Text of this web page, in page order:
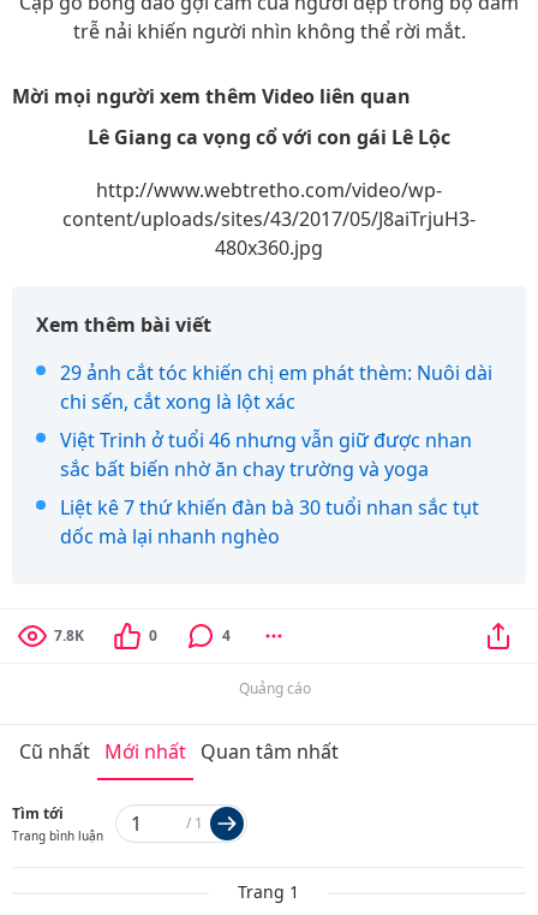
trễ nải khiến người nhìn không thể rời mắt.
Mời mọi người xem thêm Video liên quan
Lê Giang ca vọng cổ với con gái Lê Lộc
http://www.webtretho.com/video/wp-
content/uploads/sites/43/2017/05/J8aiTrjuH3-
480x360.jpg
Xem thêm bài viết
29 ảnh cắt tóc khiến chị em phát thèm: Nuôi dài
chi sến, cắt xong là lột xác
Việt Trinh ở tuổi 46 nhưng vẫn giữ được nhan
sắc bất biến nhờ ăn chay trường và yoga
Liệt kê 7 thứ khiến đàn bà 30 tuổi nhan sắc tụt
dốc mà lại nhanh nghèo
7.8K 0 4
Quảng cáo
Cũ nhất Mới nhất Quan tâm nhất
Tìm tới
Trang bình luận
/ 1
Trang 1